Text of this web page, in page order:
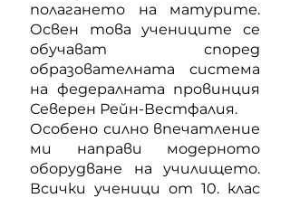
полагането на матурите.
Освен това учениците се
обучават според
образователната система
на федералната провинция
Северен Рейн-Вестфалия.
Особено силно впечатление
ми направи модерното
оборудване на училището.
Всички ученици от 10. клас